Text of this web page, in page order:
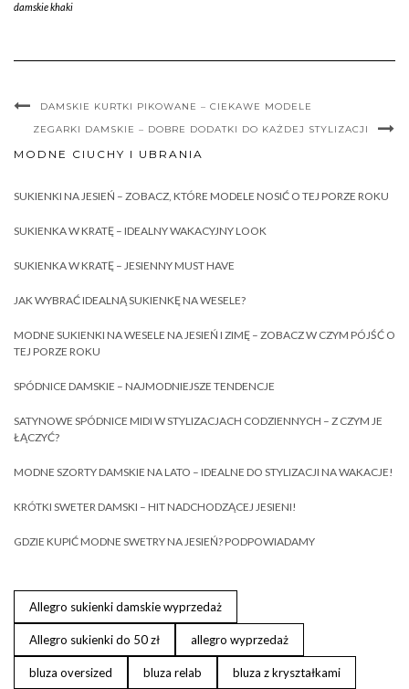
damskie khaki
DAMSKIE KURTKI PIKOWANE – CIEKAWE MODELE
ZEGARKI DAMSKIE – DOBRE DODATKI DO KAŻDEJ STYLIZACJI
MODNE CIUCHY I UBRANIA
SUKIENKI NA JESIEŃ – ZOBACZ, KTÓRE MODELE NOSIĆ O TEJ PORZE ROKU
SUKIENKA W KRATĘ – IDEALNY WAKACYJNY LOOK
SUKIENKA W KRATĘ – JESIENNY MUST HAVE
JAK WYBRAĆ IDEALNĄ SUKIENKĘ NA WESELE?
MODNE SUKIENKI NA WESELE NA JESIEŃ I ZIMĘ – ZOBACZ W CZYM PÓJŚĆ O
TEJ PORZE ROKU
SPÓDNICE DAMSKIE – NAJMODNIEJSZE TENDENCJE
SATYNOWE SPÓDNICE MIDI W STYLIZACJACH CODZIENNYCH – Z CZYM JE
ŁĄCZYĆ?
MODNE SZORTY DAMSKIE NA LATO – IDEALNE DO STYLIZACJI NA WAKACJE!
KRÓTKI SWETER DAMSKI – HIT NADCHODZĄCEJ JESIENI!
GDZIE KUPIĆ MODNE SWETRY NA JESIEŃ? PODPOWIADAMY
Allegro sukienki damskie wyprzedaż
Allegro sukienki do 50 zł allegro wyprzedaż
bluza oversized bluza relab bluza z kryształkami